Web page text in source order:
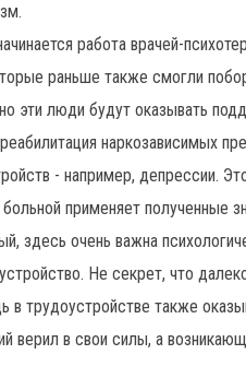
работа врачей-
раньше также смогли
эти люди будут оказывать
наркозависимых
- например, депрессии.
применяет полученные
здесь очень важна
Не секрет, что
трудоустройстве также
верил в свои силы, а